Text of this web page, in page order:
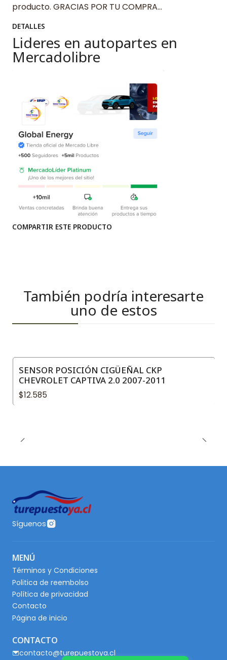
producto. GRACIAS POR TU COMPRA…
DETALLES
Lideres en autopartes en
Mercadolibre
COMPARTIR ESTE PRODUCTO
También podría interesarte
uno de estos
SENSOR POSICIÓN CIGÜEÑAL CKP
CHEVROLET CAPTIVA 2.0 2007-2011
$12.585
Síguenos
MENÚ
Términos y Condiciones
Politica de reembolso
Política de privacidad
Contacto
Página de inicio
CONTACTO
contacto@turepuestoya.cl